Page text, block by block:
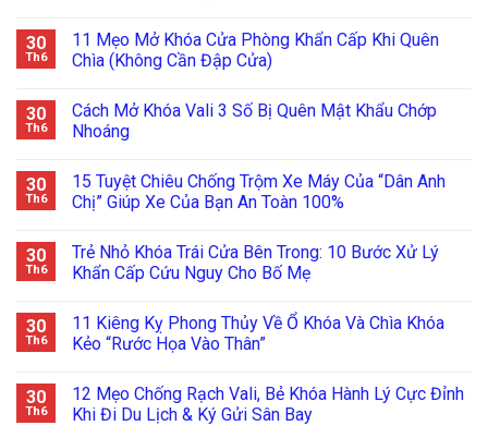
30
Th6
11 Mẹo Mở Khóa Cửa Phòng Khẩn Cấp Khi Quên
Chìa (Không Cần Đập Cửa)
30
Th6
Cách Mở Khóa Vali 3 Số Bị Quên Mật Khẩu Chớp
Nhoáng
30
Th6
15 Tuyệt Chiêu Chống Trộm Xe Máy Của “Dân Anh
Chị” Giúp Xe Của Bạn An Toàn 100%
30
Th6
Trẻ Nhỏ Khóa Trái Cửa Bên Trong: 10 Bước Xử Lý
Khẩn Cấp Cứu Nguy Cho Bố Mẹ
30
Th6
11 Kiêng Kỵ Phong Thủy Về Ổ Khóa Và Chìa Khóa
Kẻo “Rước Họa Vào Thân”
30
Th6
12 Mẹo Chống Rạch Vali, Bẻ Khóa Hành Lý Cực Đỉnh
Khi Đi Du Lịch & Ký Gửi Sân Bay